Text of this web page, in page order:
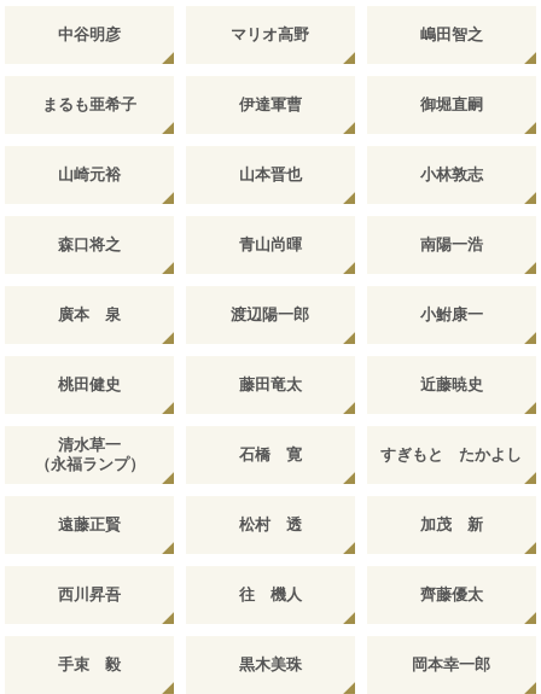
中谷明彦 マリオ高野 嶋田智之
まるも亜希子 伊達軍曹 御堀直嗣
山崎元裕 山本晋也 小林敦志
森口将之 青山尚暉 南陽一浩
廣本 泉 渡辺陽一郎 小鮒康一
桃田健史 藤田竜太 近藤暁史
清水草一
（永福ランプ）
石橋 寛 すぎもと たかよし
遠藤正賢 松村 透 加茂 新
西川昇吾 往 機人 齊藤優太
手束 毅 黒木美珠 岡本幸一郎